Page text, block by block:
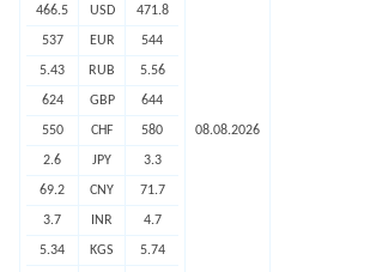
466.5 USD 471.8
537 EUR 544
5.43 RUB 5.56
624 GBP 644
550 CHF 580
2.6 JPY 3.3
69.2 CNY 71.7
3.7 INR 4.7
5.34 KGS 5.74
08.08.2026